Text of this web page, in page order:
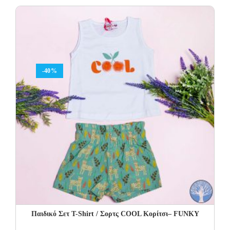
-40%
Παιδικό Σετ Τ-Shirt / Σορτς COOL Κορίτσι– FUNKY